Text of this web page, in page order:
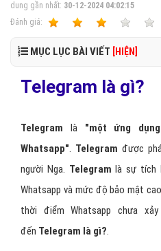
dung gần nhất: 30-12-2024 04:02:15
Ðánh giá:
MỤC LỤC BÀI VIẾT [HIỆN]
Telegram là gì?
Telegram là "một ứng
Whatsapp". Telegram được
người Nga. Telegramlà sự tích
Whatsapp và mức độ bảo mật
thời điểm Whatsapp chưa
đến Telegram là gì?.